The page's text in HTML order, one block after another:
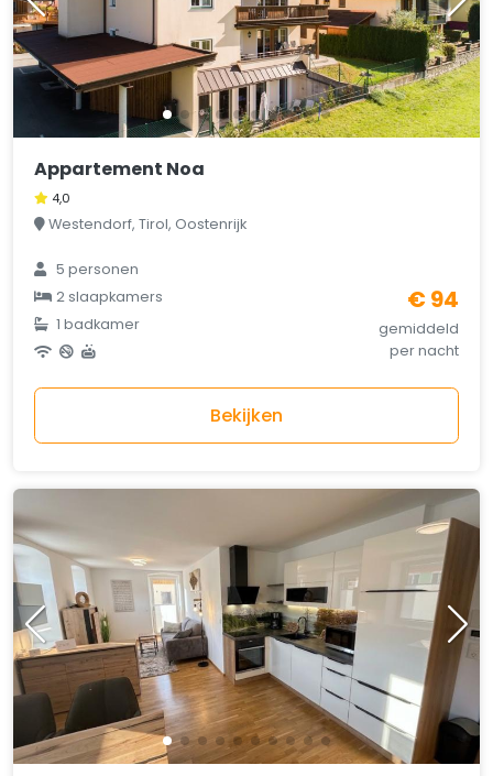
Appartement Noa
4,0
Westendorf, Tirol, Oostenrijk
5 personen
2 slaapkamers
1 badkamer
€ 94
gemiddeld
per nacht
Bekijken